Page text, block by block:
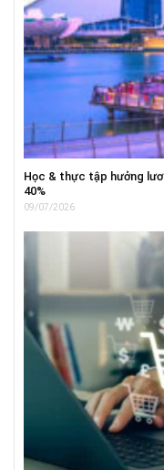
Học & thực tập hưởng
40%
09/07/2026